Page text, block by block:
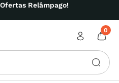
Relâmpago!
0